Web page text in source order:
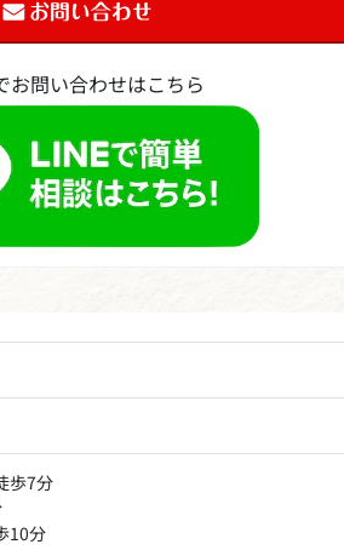
お問い合わせはこちら
歩7分
10分